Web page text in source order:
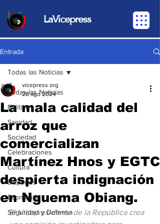
LaVicepress
Entrada
Todas las Noticias
Política
Sanidad
Sociedad
Celebraciones
Cultura
Deportes
Economia
Seguridad y Defensa
Todas las Noticias
La mala calidad del
arroz que
comercializan
Martínez Hnos y EGTC
despierta indignación
en Nguema Obiang.
vicepress org
28 ago 2024
El Vicepresidente de la República crea